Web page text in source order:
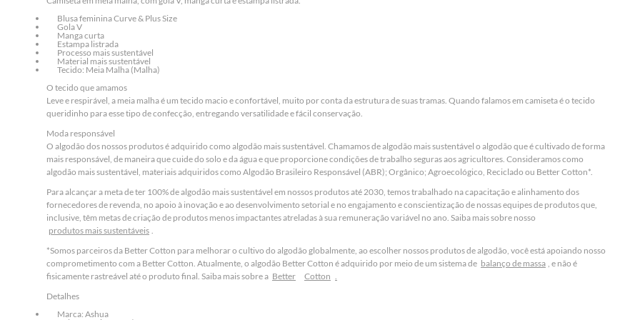
Blusa feminina Curve & Plus Size
Gola V
Manga curta
Estampa listrada
Processo mais sustentável
Material mais sustentável
Tecido: Meia Malha (Malha)
O tecido que amamos
Leve e respirável, a meia malha é um tecido macio e confortável, muito por conta da estrutura de suas tramas. Quando falamos em camiseta é o tecido
queridinho para esse tipo de confecção, entregando versatilidade e fácil conservação.
Moda responsável
O algodão dos nossos produtos é adquirido como algodão mais sustentável. Chamamos de algodão mais sustentável o algodão que é cultivado de forma
mais responsável, de maneira que cuide do solo e da água e que proporcione condições de trabalho seguras aos agricultores. Consideramos como
algodão mais sustentável, materiais adquiridos como Algodão Brasileiro Responsável (ABR); Orgânico; Agroecológico, Reciclado ou Better Cotton*.
Para alcançar a meta de ter 100% de algodão mais sustentável em nossos produtos até 2030, temos trabalhado na capacitação e alinhamento dos
fornecedores de revenda, no apoio à inovação e ao desenvolvimento setorial e no engajamento e conscientização de nossas equipes de produtos que,
inclusive, têm metas de criação de produtos menos impactantes atreladas à sua remuneração variável no ano. Saiba mais sobre nosso
produtos mais sustentáveis
*Somos parceiros da Better Cotton para melhorar o cultivo do algodão globalmente, ao escolher nossos produtos de algodão, você está apoiando nosso
comprometimento com a Better Cotton. Atualmente, o algodão Better Cotton é adquirido por meio de um sistema de balanço de massa , e não é
fisicamente rastreável até o produto final. Saiba mais sobre a Better Cotton
Detalhes
Marca: Ashua